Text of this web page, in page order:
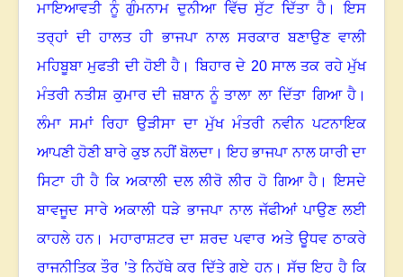
ਮਾਇਆਵਤੀ ਨੂੰ ਗੁੰਮਨਾਮ ਦੁਨੀਆ ਵਿੱਚ ਸੁੱਟ ਦਿੱਤਾ ਹੈ ।ਇਸ
ਤਰ੍ਹਾਂ ਦੀ ਹਾਲਤ ਹੀ ਭਾਜਪਾ ਨਾਲ ਸਰਕਾਰ ਬਣਾਉਣ ਵਾਲੀ
ਮਹਿਬੂਬਾ ਮੁਫਤੀ ਦੀ ਹੋਈ ਹੈ। ਬਿਹਾਰ ਦੇ 20ਸਾਲ ਤਕ ਰਹੇ ਮੁੱਖ
ਮੰਤਰੀ ਨਤੀਸ਼ ਕੁਮਾਰ ਦੀ ਜ਼ਬਾਨ ਨੂੰ ਤਾਲਾ ਲਾ ਦਿੱਤਾ ਗਿਆ ਹੈ ।
ਲੰਮਾ ਸਮਾਂ ਰਿਹਾ ਉੜੀਸਾ ਦਾ ਮੁੱਖ ਮੰਤਰੀ ਨਵੀਨ ਪਟਨਾਇਕ
ਆਪਣੀ ਹੋਣੀ ਬਾਰੇ ਕੁਝ ਨਹੀਂ ਬੋਲਦਾ ।ਇਹ ਭਾਜਪਾ ਨਾਲ ਯਾਰੀ ਦਾ
ਸਿਟਾ ਹੀ ਹੈ ਕਿ ਅਕਾਲੀ ਦਲ ਲੀਰੋ ਲੀਰ ਹੋ ਗਿਆ ਹੈ। ਇਸਦੇ
ਬਾਵਜੂਦ ਸਾਰੇ ਅਕਾਲੀ ਧੜੇ ਭਾਜਪਾ ਨਾਲ ਜੱਫੀਆਂ ਪਾਉਣ ਲਈ
ਕਾਹਲੇ ਹਨ। ਮਹਾਰਾਸ਼ਟਰ ਦਾ ਸ਼ਰਦ ਪਵਾਰ ਅਤੇ ਊਧਵ ਠਾਕਰੇ
ਰਾਜਨੀਤਿਕ ਤੌਰ ’ਤੇ ਨਿਹੱਥੇ ਕਰ ਦਿੱਤੇ ਗਏ ਹਨ। ਸੱਚ ਇਹ ਹੈ ਕਿ